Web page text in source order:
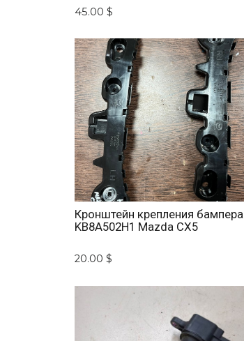
45.00 $
Кронштейн крепления бампера
KB8A502H1 Mazda CX5
20.00 $